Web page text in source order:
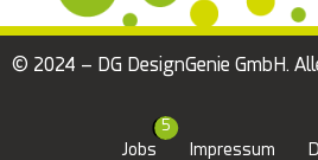
© 2024 – DG DesignGenie GmbH.
Jobs Impressum